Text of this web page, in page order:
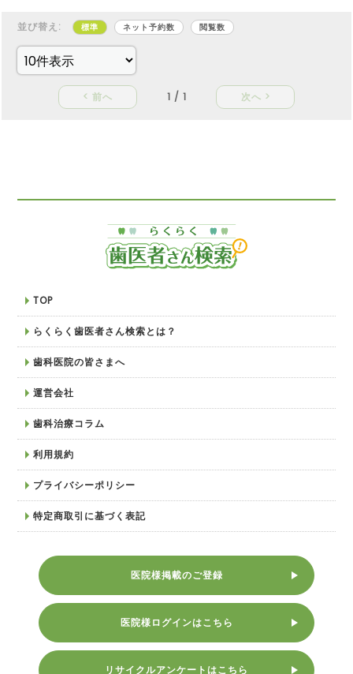
並び替え: 標準 ネット予約数 閲覧数
< 前へ 1 / 1 次へ >
TOP
らくらく歯医者さん検索とは？
歯科医院の皆さまへ
運営会社
歯科治療コラム
利用規約
プライバシーポリシー
特定商取引に基づく表記
医院様掲載のご登録
医院様ログインはこちら
リサイクルアンケートはこちら